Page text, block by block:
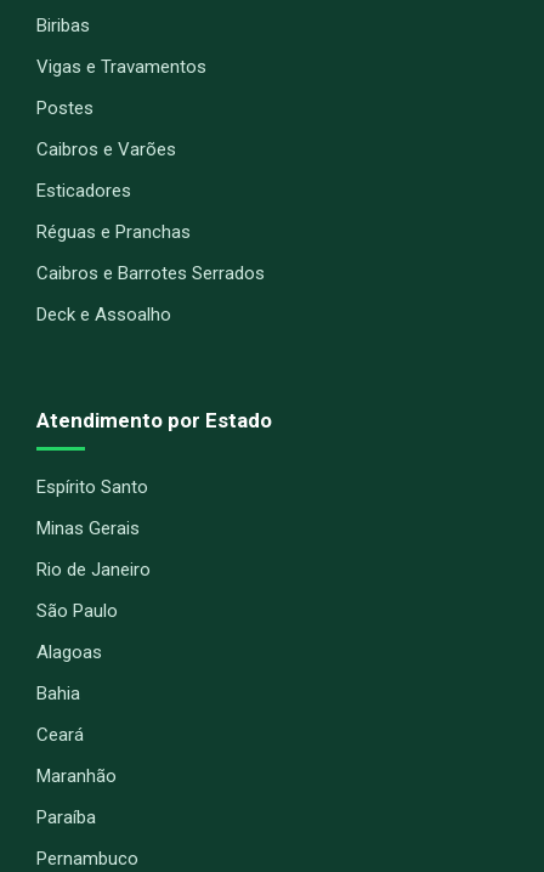
Biribas
Vigas e Travamentos
Postes
Caibros e Varões
Esticadores
Réguas e Pranchas
Caibros e Barrotes Serrados
Deck e Assoalho
Atendimento por Estado
Espírito Santo
Minas Gerais
Rio de Janeiro
São Paulo
Alagoas
Bahia
Ceará
Maranhão
Paraíba
Pernambuco